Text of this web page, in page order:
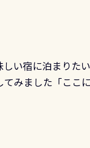
みてくださいね
たオリジナル景
撮影も出来ます
っぷり利用出来
い宿に泊まりた
みました「ここ